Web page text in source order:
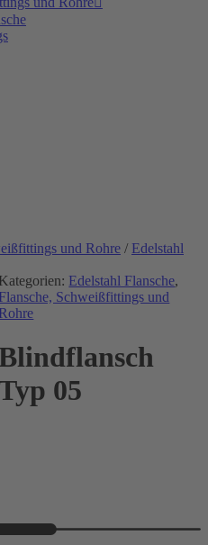
und Rohre / Edelstahl
Kategorien: Edelstahl Flansche,
Flansche, Schweißfittings und
Rohre
05